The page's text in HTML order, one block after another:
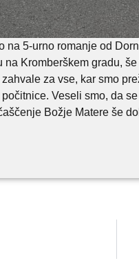
na 5-urno romanje od
Kromberškem gradu,
za vse, kar smo
Veseli smo, da
Božje Matere še